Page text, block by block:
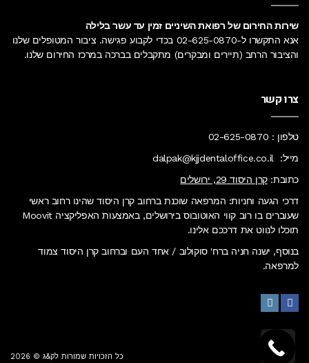
שירות החירום של רפואת השיניים זמין עד עשר בלילה
אנא התקשרו ל-02-625-0870 בכדי לקבוע פגישה. ציבור המטופלים שלנו
והציבור הרחב (תיירים ומבקרים) מתקבלים בברכהבמרכז החירום שלנו.
צרו קשר
טלפון : 02-625-0870
מייל:
dalpak@kjjdentaloffice.co.il
כתובת:קרן היסוד 29, ירושלים
דרכי הגעה וחניות: המרפאה שוכנת ברחוב קרן היסוד שהינו רחוב ראשי
שעוברים בו רוב קווי האוטובוס בירושלים, באמצעות האפליקציה Moovit
תוכלו לנווט את דרככם אלינו.
בנוסף, ישנה חניה ברח' סוקולוב / אחד העם וברחוב קרן היסוד צמוד
למרפאה.
כל הזכויות שמורות לק&ג © 2026
גלילה